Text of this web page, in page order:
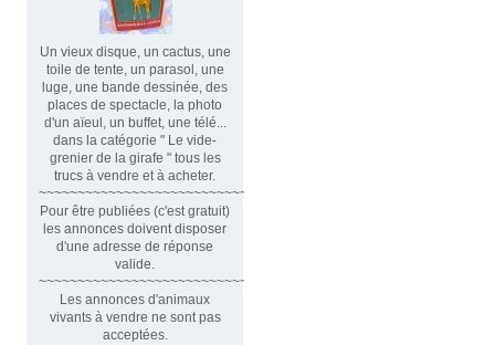
Un vieux disque, un cactus, une
toile de tente, un parasol, une
luge, une bande dessinée, des
places de spectacle, la photo
d'un aïeul, un buffet, une télé...
dans la catégorie " Le vide-
grenier de la girafe " tous les
trucs à vendre et à acheter.
~~~~~~~~~~~~~~~~~~~~~~~~~~~~~~
Pour être publiées (c'est gratuit)
les annonces doivent disposer
d'une adresse de réponse
valide.
~~~~~~~~~~~~~~~~~~~~~~~~~~~~~~~~
Les annonces d'animaux
vivants à vendre ne sont pas
acceptées.